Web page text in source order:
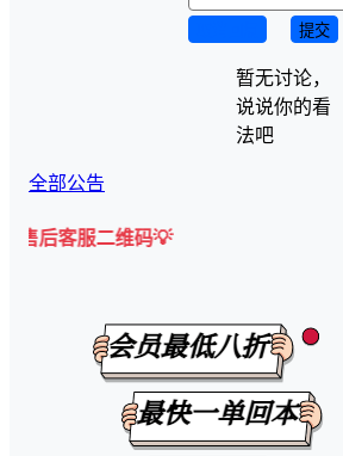
提交
暂无讨论，
说说你的看
法吧
全部公告
服二维码💡